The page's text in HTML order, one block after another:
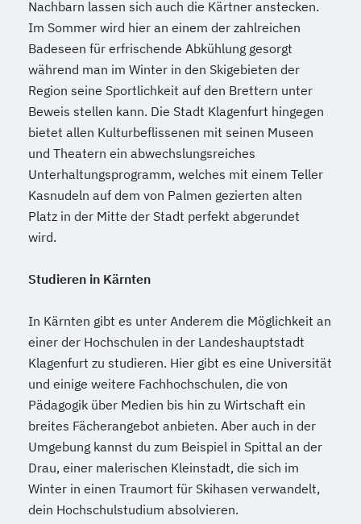
Nachbarn lassen sich auch die Kärtner anstecken.
Im Sommer wird hier an einem der zahlreichen
Badeseen für erfrischende Abkühlung gesorgt
während man im Winter in den Skigebieten der
Region seine Sportlichkeit auf den Brettern unter
Beweis stellen kann. Die Stadt Klagenfurt hingegen
bietet allen Kulturbeflissenen mit seinen Museen
und Theatern ein abwechslungsreiches
Unterhaltungsprogramm, welches mit einem Teller
Kasnudeln auf dem von Palmen gezierten alten
Platz in der Mitte der Stadt perfekt abgerundet
wird.
Studieren in Kärnten
In Kärnten gibt es unter Anderem die Möglichkeit an
einer der Hochschulen in der Landeshauptstadt
Klagenfurt zu studieren. Hier gibt es eine Universität
und einige weitere Fachhochschulen, die von
Pädagogik über Medien bis hin zu Wirtschaft ein
breites Fächerangebot anbieten. Aber auch in der
Umgebung kannst du zum Beispiel in Spittal an der
Drau, einer malerischen Kleinstadt, die sich im
Winter in einen Traumort für Skihasen verwandelt,
dein Hochschulstudium absolvieren.